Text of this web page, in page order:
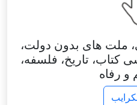
ملت های بدون دولت،
کتاب، تاریخ، فلسفه،
و رفاه